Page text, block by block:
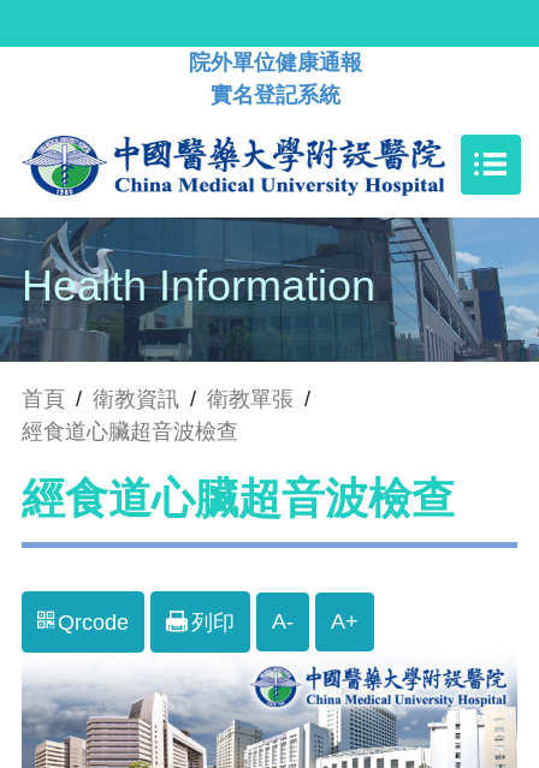
院外單位健康通報
實名登記系統
Health Information
首頁 / 衛教資訊 / 衛教單張 /
經食道心臟超音波檢查
經食道心臟超音波檢查
Qrcode 列印 A- A+